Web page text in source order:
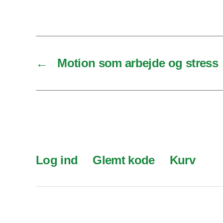
← Motion som arbejde og stress
Log ind Glemt kode Kurv